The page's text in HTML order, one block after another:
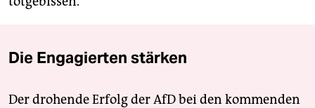
Die Engagierten stärken
Der drohende Erfolg der AfD bei den kommenden